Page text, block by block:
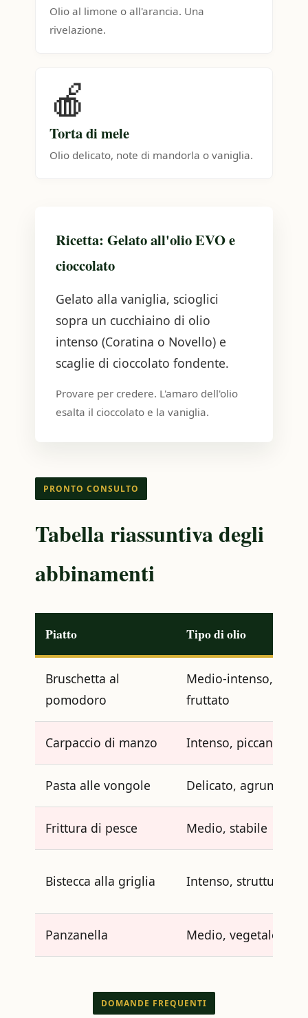
Olio al limone o all'arancia. Una
rivelazione.
🍎
Torta di mele
Olio delicato, note di mandorla o vaniglia.
Ricetta: Gelato all'olio EVO e
cioccolato
Gelato alla vaniglia, scioglici
sopra un cucchiaino di olio
intenso (Coratina o Novello) e
scaglie di cioccolato fondente.
Provare per credere. L'amaro dell'olio
esalta il cioccolato e la vaniglia.
PRONTO CONSULTO
Tabella riassuntiva degli
abbinamenti
Piatto Tipo di olio
Bruschetta al
pomodoro
Medio-intenso,
fruttato
Carpaccio di manzo Intenso, piccante
Pasta alle vongole Delicato, agrumato
Frittura di pesce Medio, stabile
Bistecca alla griglia Intenso, strutturato
Panzanella Medio, vegetale
DOMANDE FREQUENTI